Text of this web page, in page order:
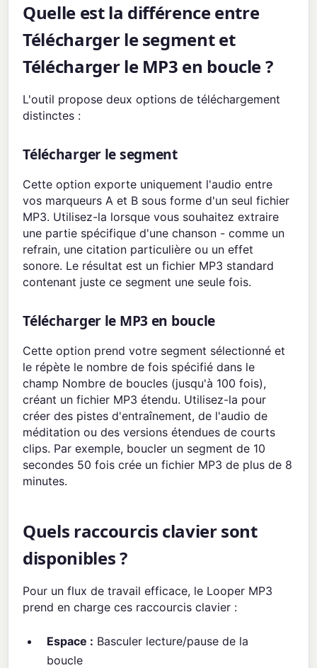
Quelle est la différence entre
Télécharger le segment et
Télécharger le MP3 en boucle ?
L'outil propose deux options de téléchargement
distinctes :
Télécharger le segment
Cette option exporte uniquement l'audio entre
vos marqueurs A et B sous forme d'un seul fichier
MP3. Utilisez-la lorsque vous souhaitez extraire
une partie spécifique d'une chanson - comme un
refrain, une citation particulière ou un effet
sonore. Le résultat est un fichier MP3 standard
contenant juste ce segment une seule fois.
Télécharger le MP3 en boucle
Cette option prend votre segment sélectionné et
le répète le nombre de fois spécifié dans le
champ Nombre de boucles (jusqu'à 100 fois),
créant un fichier MP3 étendu. Utilisez-la pour
créer des pistes d'entraînement, de l'audio de
méditation ou des versions étendues de courts
clips. Par exemple, boucler un segment de 10
secondes 50 fois crée un fichier MP3 de plus de 8
minutes.
Quels raccourcis clavier sont
disponibles ?
Pour un flux de travail efficace, le Looper MP3
prend en charge ces raccourcis clavier :
Espace : Basculer lecture/pause de la
boucle